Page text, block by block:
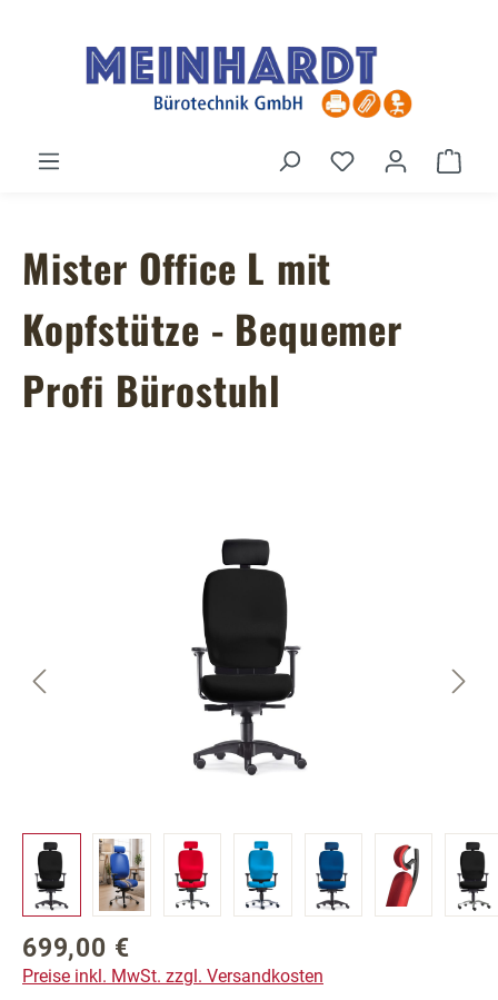
Du hast 0
Mister Office L mit
Kopfstütze - Bequemer
Profi Bürostuhl
Bildergalerie überspringen
Regulärer Preis:
699,00 €
Preise inkl. MwSt. zzgl. Versandkosten